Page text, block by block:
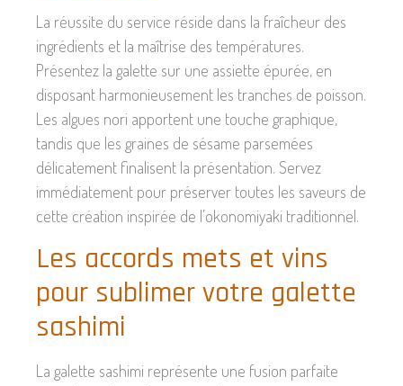
La réussite du service réside dans la fraîcheur des
ingrédients et la maîtrise des températures.
Présentez la galette sur une assiette épurée, en
disposant harmonieusement les tranches de poisson.
Les algues nori apportent une touche graphique,
tandis que les graines de sésame parsemées
délicatement finalisent la présentation. Servez
immédiatement pour préserver toutes les saveurs de
cette création inspirée de l’okonomiyaki traditionnel.
Les accords mets et vins
pour sublimer votre galette
sashimi
La galette sashimi représente une fusion parfaite